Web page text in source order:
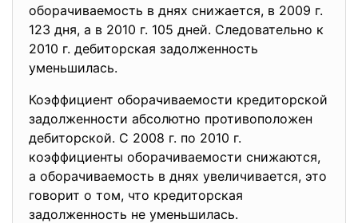
оборачиваемость в днях снижается, в 2009 г.
123 дня, а в 2010 г. 105 дней. Следовательно к
2010 г. дебиторская задолженность
уменьшилась.
Коэффициент оборачиваемости кредиторской
задолженности абсолютно противоположен
дебиторской. С 2008 г. по 2010 г.
коэффициенты оборачиваемости снижаются,
а оборачиваемость в днях увеличивается, это
говорит о том, что кредиторская
задолженность не уменьшилась.